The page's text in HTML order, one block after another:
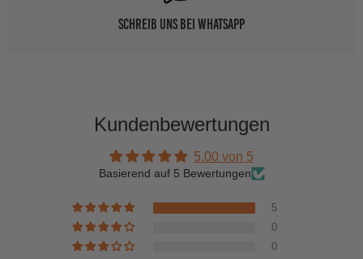
Schreib uns bei WhatsApp
Kundenbewertungen
5.00 von 5
Basierend auf 5 Bewertungen
5
0
0